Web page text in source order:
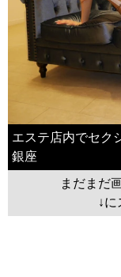
エステ店内でセク
銀座
まだまだ
↓